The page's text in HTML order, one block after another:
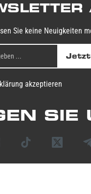
Sie keine Neuigkeiten
Jetzt
akzeptieren
SIE